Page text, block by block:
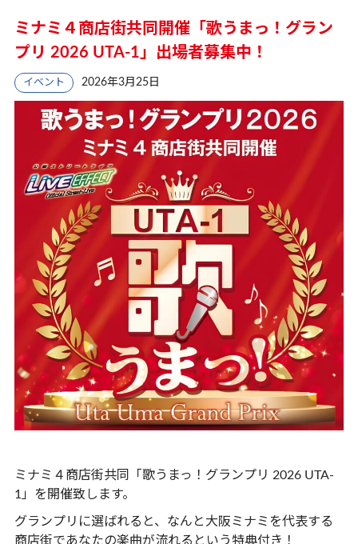
ミナミ４商店街共同開催「歌うまっ！グラン
プリ 2026 UTA-1」出場者募集中！
イベント 2026年3月25日
ミナミ４商店街共同「歌うまっ！グランプリ 2026 UTA-
1」を開催致します。
グランプリに選ばれると、なんと 大阪ミナミを代表する
商店街であなたの楽曲が流れる という特典付き！